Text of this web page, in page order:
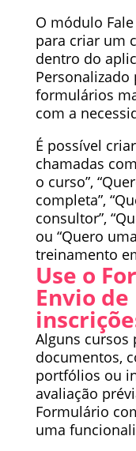
O módulo
para criar um
dentro do
formulários
com a
É possível
chamadas
o curso”,
completa”,
consultor”,
ou “Quero
treinamento
Use o
Envio
Alguns cursos
documentos,
portfólios ou
avaliação
Formulário
uma